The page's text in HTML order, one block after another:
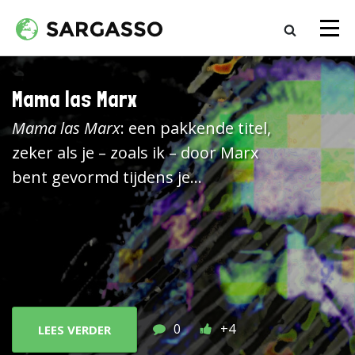
Mama las Marx
Mama las Marx: een pakkende titel,
zeker als je – zoals ik – door Marx
bent gevormd tijdens je
studiejaren 1970. Marxisme was
een cruciaal gedachtengoed
waarmee ik en anderen in mijn
naaste omgeving ons sociaal en
politiek engagement konden
onderbouwen. Soms in combinatie
met het lidmaatschap van de
LEES VERDER 0 +4